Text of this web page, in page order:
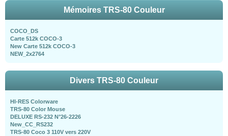
Mémoires TRS-80 Couleur
COCO_DS
Carte 512k COCO-3
New Carte 512k COCO-3
NEW_2x2764
Divers TRS-80 Couleur
HI-RES Colorware
TRS-80 Color Mouse
DELUXE RS-232 N°26-2226
New_CC_RS232
TRS-80 Coco 3 110V vers 220V